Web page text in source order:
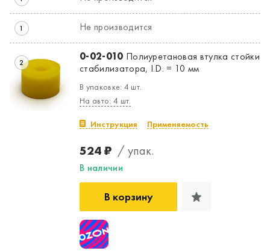
Да, верно Нет, выбрать другой
1 Не производится
2 0-02-010 Полиуретановая втулка стойки
стабилизатора, I.D. = 10 мм
В упаковке: 4 шт.
На авто: 4 шт.
Инструкция Применяемость
524 ₽ / упак.
В наличии
В корзину